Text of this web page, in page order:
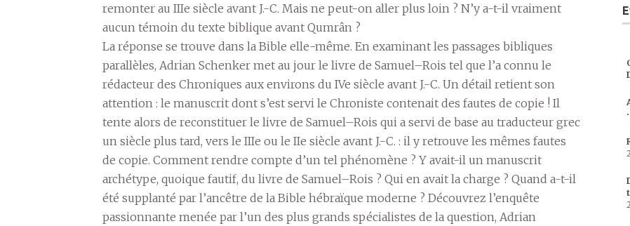
remonter au IIIe siècle avant J.-C. Mais ne peut-on aller plus loin ? N’y a-t-il vraiment
aucun témoin du texte biblique avant Qumrân ?
La réponse se trouve dans la Bible elle-même. En examinant les passages bibliques
parallèles, Adrian Schenker met au jour le livre de Samuel–Rois tel que l’a connu le
rédacteur des Chroniques aux environs du IVe siècle avant J.-C. Un détail retient son
attention : le manuscrit dont s’est servi le Chroniste contenait des fautes de copie ! Il
tente alors de reconstituer le livre de Samuel–Rois qui a servi de base au traducteur grec
un siècle plus tard, vers le IIIe ou le IIe siècle avant J.-C. : il y retrouve les mêmes fautes
de copie. Comment rendre compte d’un tel phénomène ? Y avait-il un manuscrit
archétype, quoique fautif, du livre de Samuel–Rois ? Qui en avait la charge ? Quand a-t-il
été supplanté par l’ancêtre de la Bible hébraïque moderne ? Découvrez l’enquête
passionnante menée par l’un des plus grands spécialistes de la question, Adrian
•